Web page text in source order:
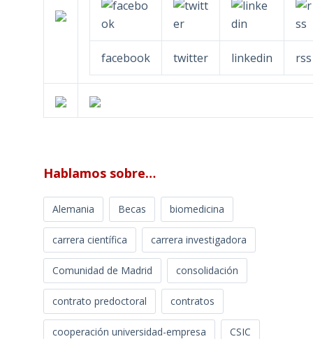
facebook twitter linkedin rss
Hablamos sobre…
Alemania Becas biomedicina
carrera científica carrera investigadora
Comunidad de Madrid consolidación
contrato predoctoral contratos
cooperación universidad-empresa CSIC